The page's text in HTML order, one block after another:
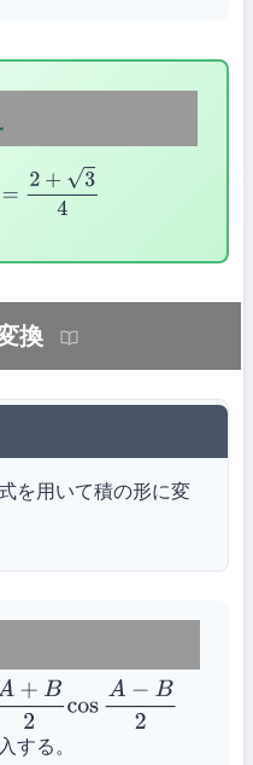
2+ 34
換
を用いて積の形に変
A−B2
する。